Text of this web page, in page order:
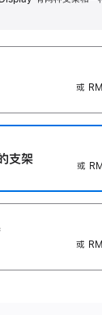
或
支‍架
或
或